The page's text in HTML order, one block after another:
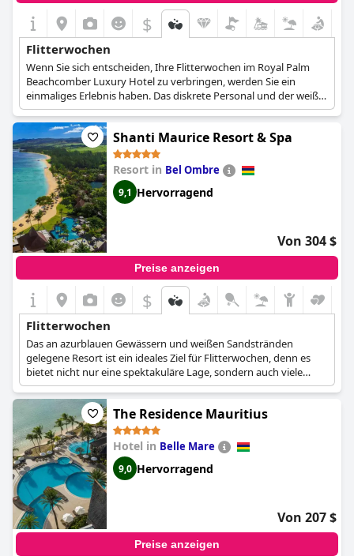
$
Flitterwochen
Wenn Sie sich entscheiden, Ihre Flitterwochen im Royal Palm
Beachcomber Luxury Hotel zu verbringen, werden Sie ein
einmaliges Erlebnis haben. Das diskrete Personal und der weiße
Sandstrand werden Ihren Aufenthalt sicher unvergesslich
machen.
Shanti Maurice Resort & Spa
Resort in Bel Ombre
9,1 Hervorragend
Von 304 $
Preise anzeigen
$
Flitterwochen
Das an azurblauen Gewässern und weißen Sandstränden
gelegene Resort ist ein ideales Ziel für Flitterwochen, denn es
bietet nicht nur eine spektakuläre Lage, sondern auch viele
romantische Annehmlichkeiten für Sie beide. Ob bei einem
romantischen Abendessen bei Kerzenschein mit
wunderschönen Sonnenuntergängen im Hintergrund, bei
einem Glas Champagner in der Privatsphäre Ihres Zimmers oder
bei einer Spa-Behandlung für Paare - in diesem Hotel werden Sie
und Ihr Liebster unvergessliche romantische Momente
verbringen.
The Residence Mauritius
Hotel in Belle Mare
9,0 Hervorragend
Von 207 $
Preise anzeigen